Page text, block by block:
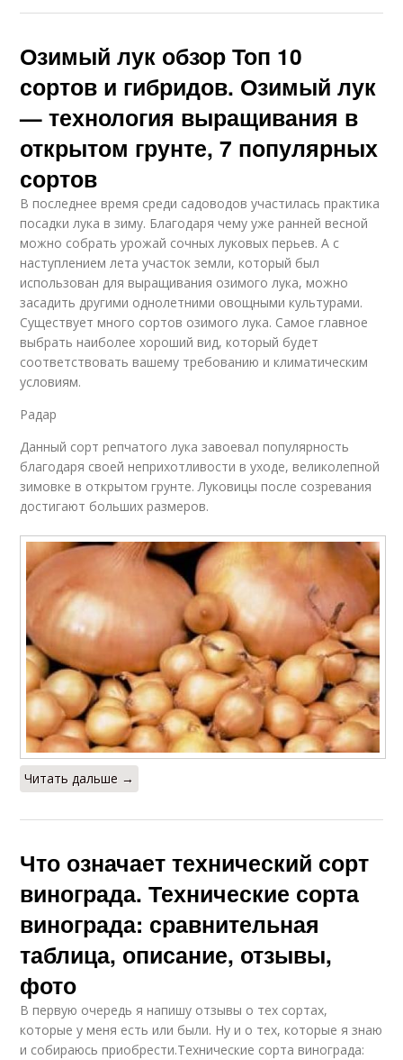
Озимый лук обзор Топ 10
сортов и гибридов. Озимый лук
— технология выращивания в
открытом грунте, 7 популярных
сортов
В последнее время среди садоводов участилась практика
посадки лука в зиму. Благодаря чему уже ранней весной
можно собрать урожай сочных луковых перьев. А с
наступлением лета участок земли, который был
использован для выращивания озимого лука, можно
засадить другими однолетними овощными культурами.
Существует много сортов озимого лука. Самое главное
выбрать наиболее хороший вид, который будет
соответствовать вашему требованию и климатическим
условиям.
Радар
Данный сорт репчатого лука завоевал популярность
благодаря своей неприхотливости в уходе, великолепной
зимовке в открытом грунте. Луковицы после созревания
достигают больших размеров.
Читать дальше →
Что означает технический сорт
винограда. Технические сорта
винограда: сравнительная
таблица, описание, отзывы,
фото
В первую очередь я напишу отзывы о тех сортах,
которые у меня есть или были. Ну и о тех, которые я знаю
и собираюсь приобрести.Технические сорта винограда: